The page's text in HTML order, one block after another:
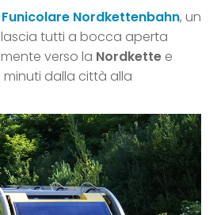
Funicolare Nordkettenbahn, un
tutti a bocca aperta
verso la Nordkette e
dalla città alla